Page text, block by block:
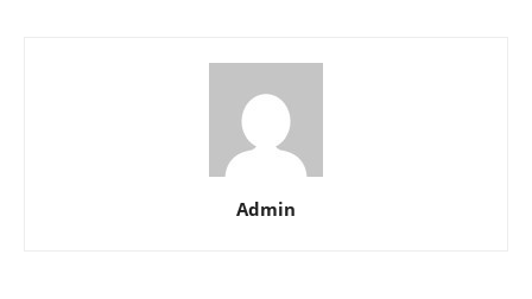
Admin